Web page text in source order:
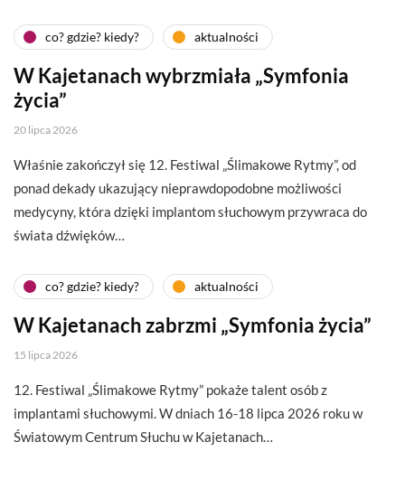
co? gdzie? kiedy? aktualności
W Kajetanach wybrzmiała „Symfonia
życia”
20 lipca 2026
Właśnie zakończył się 12. Festiwal „Ślimakowe Rytmy”, od
ponad dekady ukazujący nieprawdopodobne możliwości
medycyny, która dzięki implantom słuchowym przywraca do
świata dźwięków…
co? gdzie? kiedy? aktualności
W Kajetanach zabrzmi „Symfonia życia”
15 lipca 2026
12. Festiwal „Ślimakowe Rytmy” pokaże talent osób z
implantami słuchowymi. W dniach 16-18 lipca 2026 roku w
Światowym Centrum Słuchu w Kajetanach…